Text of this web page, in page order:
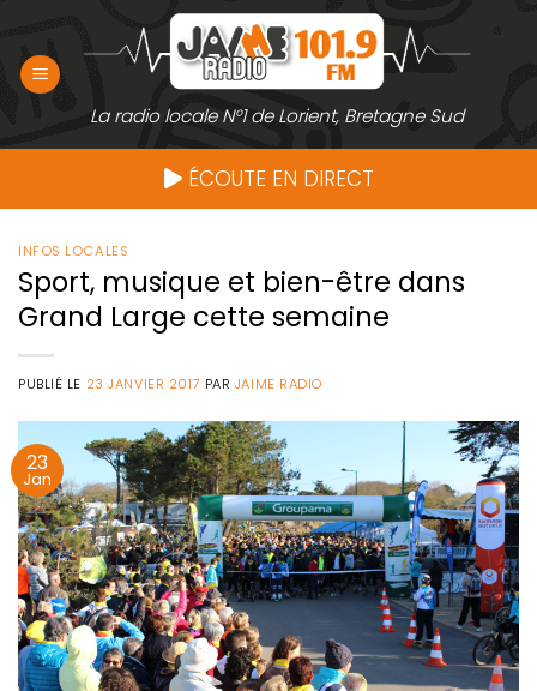
contenu
La radio locale N°1 de Lorient, Bretagne Sud
ÉCOUTE EN DIRECT
INFOS LOCALES
Sport, musique et bien-être dans
Grand Large cette semaine
PUBLIÉ LE 23 JANVIER 2017 PAR JAIME RADIO
23
Jan